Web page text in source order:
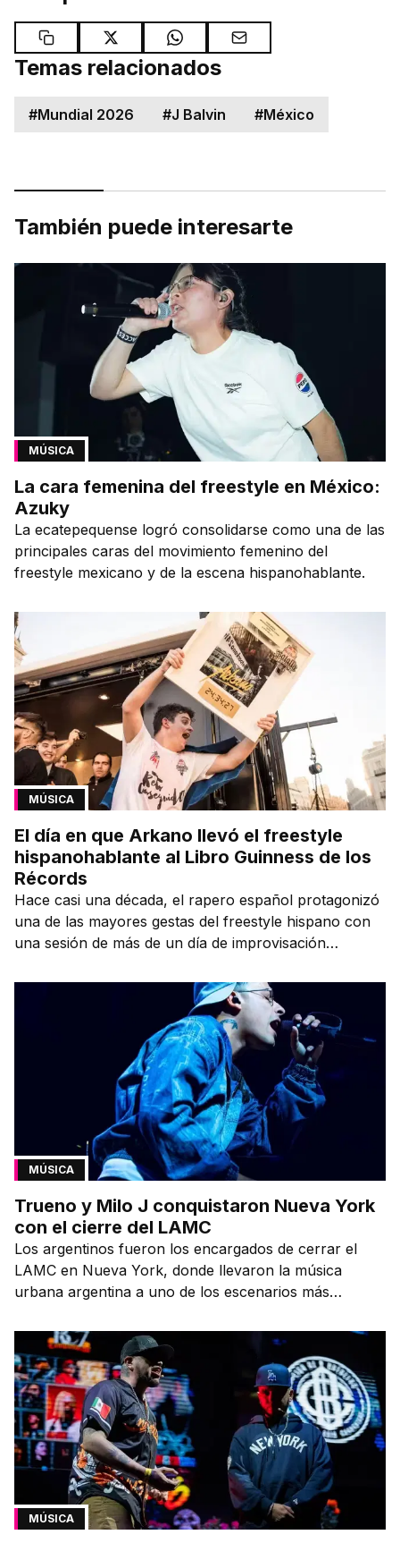
Temas relacionados
#Mundial 2026 #J Balvin #México
También puede interesarte
MÚSICA
La cara femenina del freestyle en México:
Azuky
La ecatepequense logró consolidarse como una de las
principales caras del movimiento femenino del
freestyle mexicano y de la escena hispanohablante.
MÚSICA
El día en que Arkano llevó el freestyle
hispanohablante al Libro Guinness de los
Récords
Hace casi una década, el rapero español protagonizó
una de las mayores gestas del freestyle hispano con
una sesión de más de un día de improvisación
MÚSICA
Trueno y Milo J conquistaron Nueva York
con el cierre del LAMC
Los argentinos fueron los encargados de cerrar el
LAMC en Nueva York, donde llevaron la música
urbana argentina a uno de los escenarios más
MÚSICA